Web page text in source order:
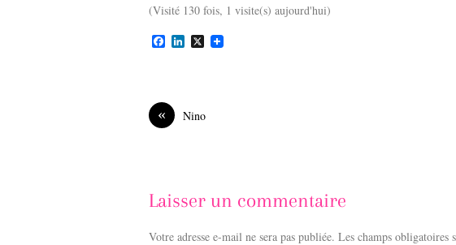
(Visité 130 fois, 1 visite(s) aujourd'hui)
F
o
k
L
I
X
« Nino
Laisser un commentaire
Votre adresse e-mail ne sera pas publiée. Les champs obligatoires